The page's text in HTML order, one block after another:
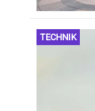
TECHNIK